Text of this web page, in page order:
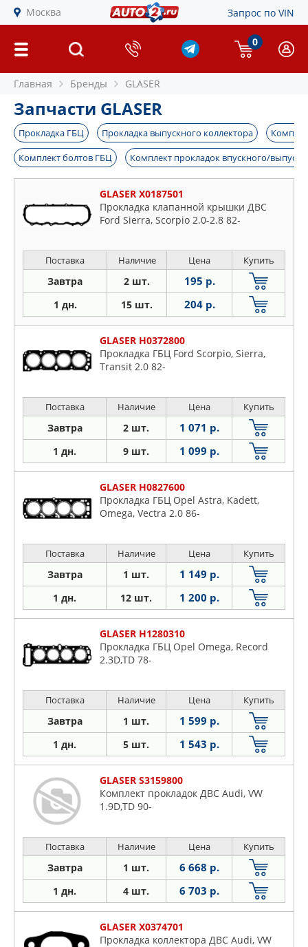
Москва Запрос по VIN
0
Главная Бренды GLASER
Запчасти GLASER
Прокладка ГБЦ Прокладка выпускного коллектора
Комплект болтов ГБЦ
Комплект прокладок впускного/
GLASER X0187501
Прокладка клапанной крышки ДВС
Ford Sierra, Scorpio 2.0-2.8 82-
Поставка Наличие Цена Купить
Завтра 2 шт. 195 р.
1 дн. 15 шт. 204 р.
GLASER H0372800
Прокладка ГБЦ Ford Scorpio, Sierra,
Transit 2.0 82-
Поставка Наличие Цена Купить
Завтра 2 шт. 1 071 р.
1 дн. 9 шт. 1 099 р.
GLASER H0827600
Прокладка ГБЦ Opel Astra, Kadett,
Omega, Vectra 2.0 86-
Поставка Наличие Цена Купить
Завтра 1 шт. 1 149 р.
1 дн. 12 шт. 1 200 р.
GLASER H1280310
Прокладка ГБЦ Opel Omega, Record
2.3D,TD 78-
Поставка Наличие Цена Купить
Завтра 1 шт. 1 599 р.
1 дн. 5 шт. 1 543 р.
GLASER S3159800
Комплект прокладок ДВС Audi, VW
1.9D,TD 90-
Поставка Наличие Цена Купить
Завтра 1 шт. 6 668 р.
1 дн. 4 шт. 6 703 р.
GLASER X0374701
Прокладка коллектора ДВС Audi, VW